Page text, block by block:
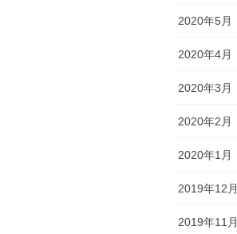
2020年5月
2020年4月
2020年3月
2020年2月
2020年1月
2019年12月
2019年11月